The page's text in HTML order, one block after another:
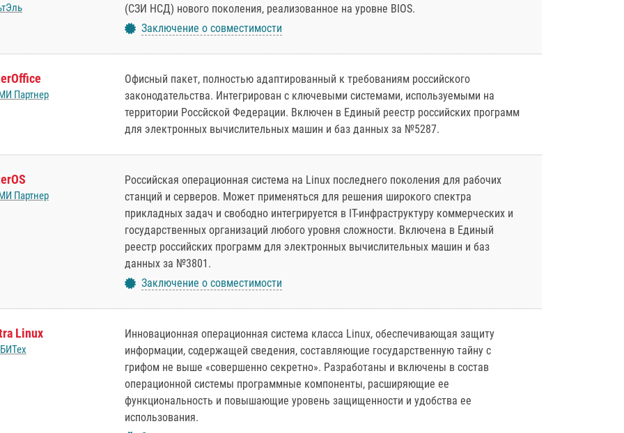
(СЗИ НСД) нового поколения, реализованное на уровне BIOS.
Заключение о совместимости
Партнер
Офисный пакет, полностью адаптированный к требованиям российского
законодательства. Интегрирован с ключевыми системами, используемыми на
территории Россйской Федерации. Включен в Единый реестр российских программ
для электронных вычислительных машин и баз данных за №5287.
Партнер
Российская операционная система на Linux последнего поколения для рабочих
станций и серверов. Может применяться для решения широкого спектра
прикладных задач и свободно интегрируется в IT-инфраструктуру коммерческих и
государственных организаций любого уровня сложности. Включена в Единый
реестр российских программ для электронных вычислительных машин и баз
данных за №3801.
Заключение о совместимости
Linux
Инновационная операционная система класса Linux, обеспечивающая защиту
информации, содержащей сведения, составляющие государственную тайну с
грифом не выше «совершенно секретно». Разработаны и включены в состав
операционной системы программные компоненты, расширяющие ее
функциональность и повышающие уровень защищенности и удобства ее
использования.